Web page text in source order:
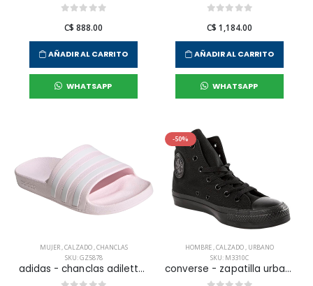
C$ 888.00
AÑADIR AL CARRITO
WHATSAPP
C$ 1,184.00
AÑADIR AL CARRITO
WHATSAPP
MUJER,CALZADO,CHANCLAS
SKU: GZ5878
adidas - chanclas adilette aqua para mujer
-50%
HOMBRE,CALZADO, URBANO
SKU: M3310C
converse - zapatilla urbana chuck taylor all star hi para hombre